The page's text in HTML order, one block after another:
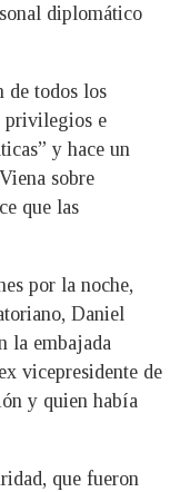
diplomático
de todos los
privilegios e
y hace un
sobre
que las
por la noche,
Daniel
la embajada
vicepresidente de
y quien había
que fueron